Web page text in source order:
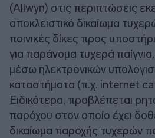
(Allwyn) στις περιπτώσεις
αποκλειστικό δικαίωμα
ποινικές δίκες προς
για παράνομα τυχερά
μέσω ηλεκτρονικών
καταστήματα (π.χ. internet
Ειδικότερα, προβλέπεται
παρόχου στον οποίο έχει
δικαίωμα παροχής τυχερών